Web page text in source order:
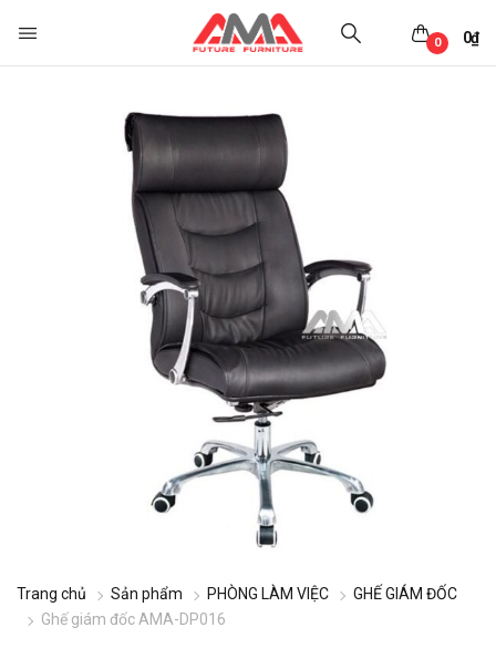
0₫
0
Trang chủ Sản phẩm PHÒNG LÀM VIỆC
GHẾ GIÁM ĐỐC
Ghế giám đốc AMA-DP016